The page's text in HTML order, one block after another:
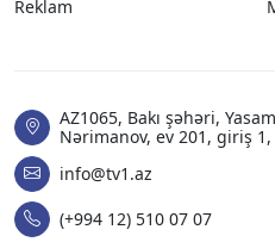
Reklam
AZ1065, Bakı şəhəri,
Nərimanov, ev 201, giriş 1,
info@tv1.az
(+994 12) 510 07 07